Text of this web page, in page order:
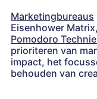
Marketingbureaus
Eisenhower
Pomodoro
prioriteren van
impact, het
behouden van